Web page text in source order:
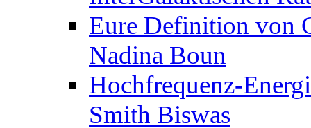
Eure Definition von
Nadina Boun
Hochfrequenz-
Smith Biswas